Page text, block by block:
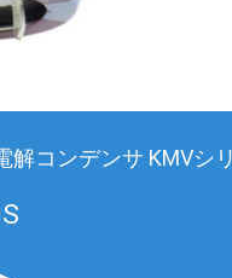
解コンデンサ KMVシ